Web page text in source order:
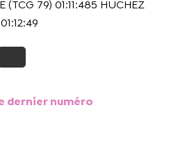
(TCG 79) 01:11:485 HUCHEZ
dernier numéro